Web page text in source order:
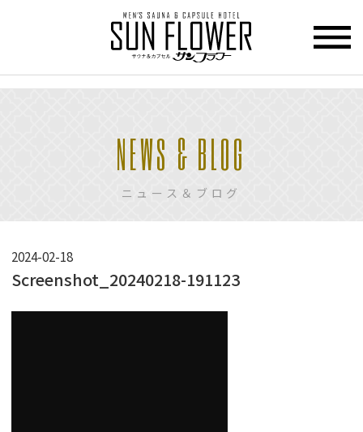
トップページ
カプセル ホテル
SAUNA
PRICE
NEWS & BLOG
ニュース＆ブログ
2024-02-18
Screenshot_20240218-191123